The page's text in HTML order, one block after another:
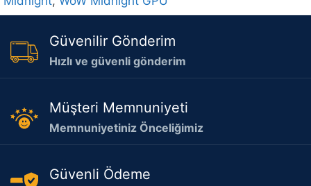
Güvenilir Gönderim
Hızlı ve güvenli gönderim
Müşteri Memnuniyeti
Memnuniyetiniz Önceliğimiz
Güvenli Ödeme